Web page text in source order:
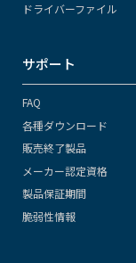
ドライバーファイル
サポート
FAQ
各種ダウンロード
販売終了製品
メーカー認定資格
製品保証期間
脆弱性情報